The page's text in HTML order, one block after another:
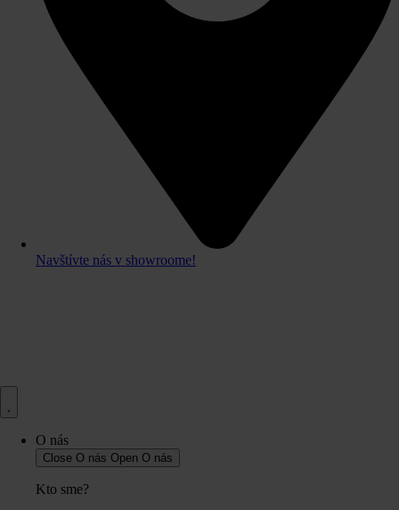
Navštívte nás v showroome!
O nás
Close O nás Open O nás
Kto sme?